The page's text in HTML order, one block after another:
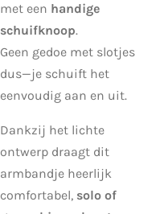
met een handige
schuifknoop.
Geen gedoe met slotjes
dus—je schuift het
eenvoudig aan en uit.
Dankzij het lichte
ontwerp draagt dit
armbandje heerlijk
comfortabel, solo of